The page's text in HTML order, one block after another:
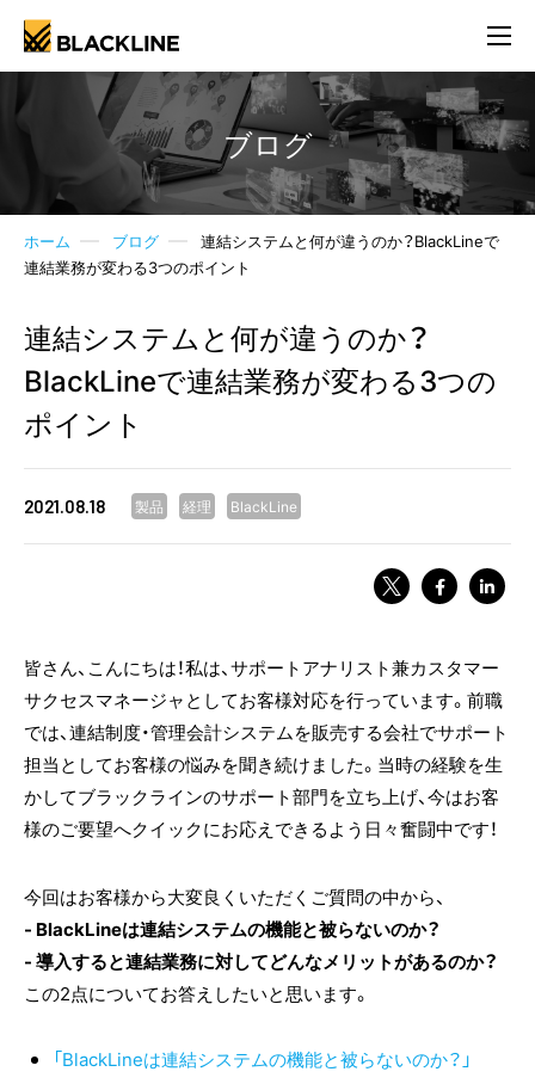
ブログ
ホーム ブログ
連結システムと何が違うのか？BlackLineで
連結業務が変わる3つのポイント
連結システムと何が違うのか？
BlackLineで連結業務が変わる3つの
ポイント
2021.08.18 製品 経理 BlackLine
皆さん、こんにちは！私は、サポートアナリスト兼カスタマー
サクセスマネージャとしてお客様対応を行っています。前職
では、連結制度・管理会計システムを販売する会社でサポート
担当としてお客様の悩みを聞き続けました。当時の経験を生
かしてブラックラインのサポート部門を立ち上げ、今はお客
様のご要望へクイックにお応えできるよう日々奮闘中です！
今回はお客様から大変良くいただくご質問の中から、
- BlackLineは連結システムの機能と被らないのか？
- 導入すると連結業務に対してどんなメリットがあるのか？
この2点についてお答えしたいと思います。
「BlackLineは連結システムの機能と被らないのか？」